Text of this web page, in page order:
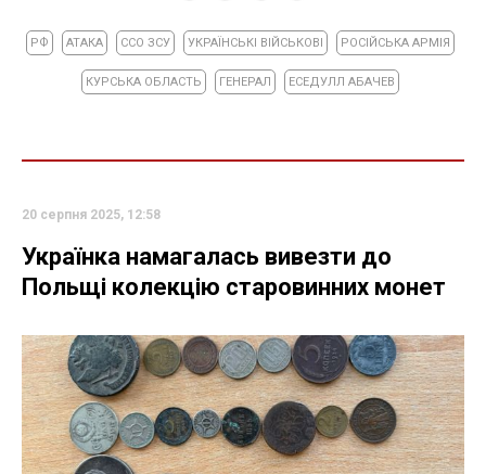
РФ АТАКА ССО ЗСУ УКРАЇНСЬКІ ВІЙСЬКОВІ РОСІЙСЬКА АРМІЯ
КУРСЬКА ОБЛАСТЬ ГЕНЕРАЛ ЕСЕДУЛЛ АБАЧЕВ
20 серпня 2025, 12:58
Українка намагалась вивезти до
Польщі колекцію старовинних монет